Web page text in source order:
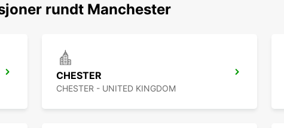
rundt Manchester
CHESTER
CHESTER - UNITED KINGDOM